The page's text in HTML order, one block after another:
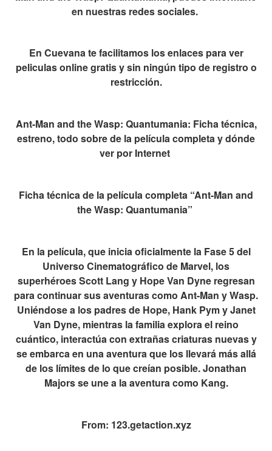
en nuestras redes sociales.
En Cuevana te facilitamos los enlaces para ver
peliculas online gratis y sin ningún tipo de registro o
restricción.
Ant-Man and the Wasp: Quantumania: Ficha técnica,
estreno, todo sobre de la película completa y dónde
ver por Internet
Ficha técnica de la película completa “Ant-Man and
the Wasp: Quantumania”
En la película, que inicia oficialmente la Fase 5 del
Universo Cinematográfico de Marvel, los
superhéroes Scott Lang y Hope Van Dyne regresan
para continuar sus aventuras como Ant-Man y Wasp.
Uniéndose a los padres de Hope, Hank Pym y Janet
Van Dyne, mientras la familia explora el reino
cuántico, interactúa con extrañas criaturas nuevas y
se embarca en una aventura que los llevará más allá
de los límites de lo que creían posible. Jonathan
Majors se une a la aventura como Kang.
From: 123.getaction.xyz